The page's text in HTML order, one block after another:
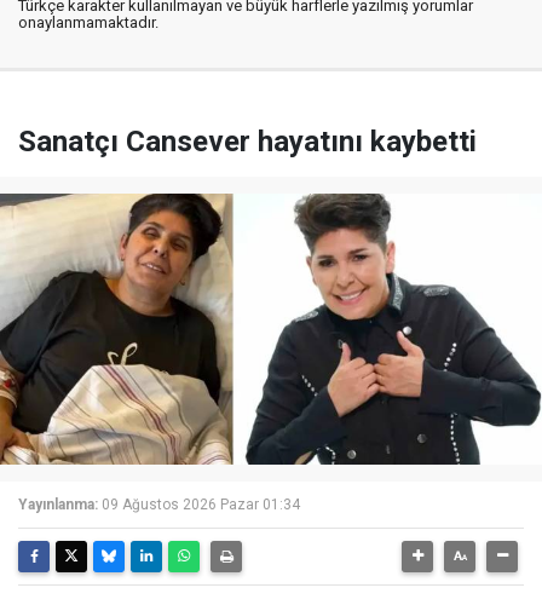
Türkçe karakter kullanılmayan ve büyük harflerle yazılmış yorumlar
onaylanmamaktadır.
Sanatçı Cansever hayatını kaybetti
Yayınlanma: 09 Ağustos 2026 Pazar 01:34